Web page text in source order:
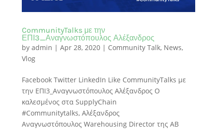
CommunityTalks με την
ΕΠΙ3_Αναγνωστόπουλος Αλέξανδρος
by admin | Apr 28, 2020| Community Talk, News,
Vlog
Facebook Twitter LinkedIn Like CommunityTalks με
την ΕΠΙ3_Αναγνωστόπουλος Αλέξανδρος Ο
καλεσμένoς στα SupplyChain
#Communitytalks, Αλέξανδρος
Αναγνωστόπουλος Warehousing Director της ΑΒ